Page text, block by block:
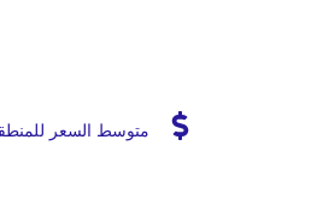
متوسط السعر